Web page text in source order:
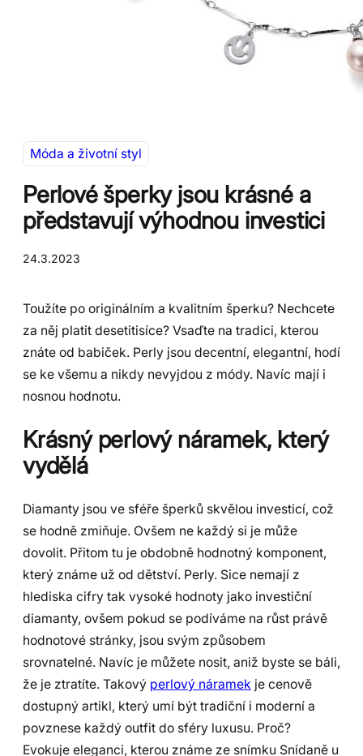
Móda a životní styl
Perlové šperky jsou krásné a
představují výhodnou investici
24.3.2023
Toužíte po originálním a kvalitním šperku? Nechcete
za něj platit desetitisíce? Vsaďte na tradici, kterou
znáte od babiček. Perly jsou decentní, elegantní, hodí
se ke všemu a nikdy nevyjdou z módy. Navíc mají i
nosnou hodnotu.
Krásný perlový náramek, který
vydělá
Diamanty jsou ve sféře šperků skvělou investicí, což
se hodně zmiňuje. Ovšem ne každý si je může
dovolit. Přitom tu je obdobně hodnotný komponent,
který známe už od dětství. Perly. Sice nemají z
hlediska cifry tak vysoké hodnoty jako investiční
diamanty, ovšem pokud se podíváme na růst právě
hodnotové stránky, jsou svým způsobem
srovnatelné. Navíc je můžete nosit, aniž byste se báli,
že je ztratíte. Takový perlový náramek je cenově
dostupný artikl, který umí být tradiční i moderní a
povznese každý outfit do sféry luxusu. Proč?
Evokuje eleganci, kterou známe ze snímku Snídaně u